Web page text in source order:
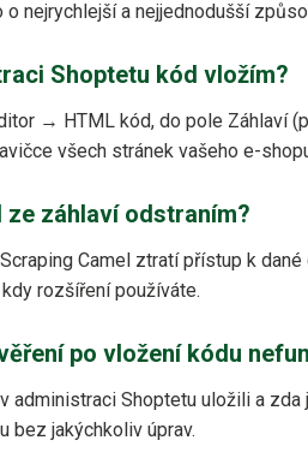
nejrychlejší a nejjednodušší
Shoptetu kód vložím?
→ HTML kód, do pole Záhlaví
všech stránek vašeho e-
ze záhlaví odstraním?
Camel ztratí přístup k
rozšíření používáte.
po vložení kódu
administraci Shoptetu uložili a
bez jakýchkoliv úprav.